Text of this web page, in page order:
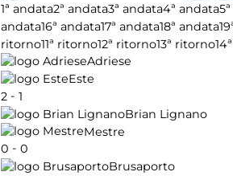
1ª andata2ª andata3ª andata4ª andata
andata16ª andata17ª andata18ª andata
ritorno11ª ritorno12ª ritorno13ª ritorno
Adriese
Este
2 - 1
Brian Lignano
Mestre
0 - 0
Brusaporto